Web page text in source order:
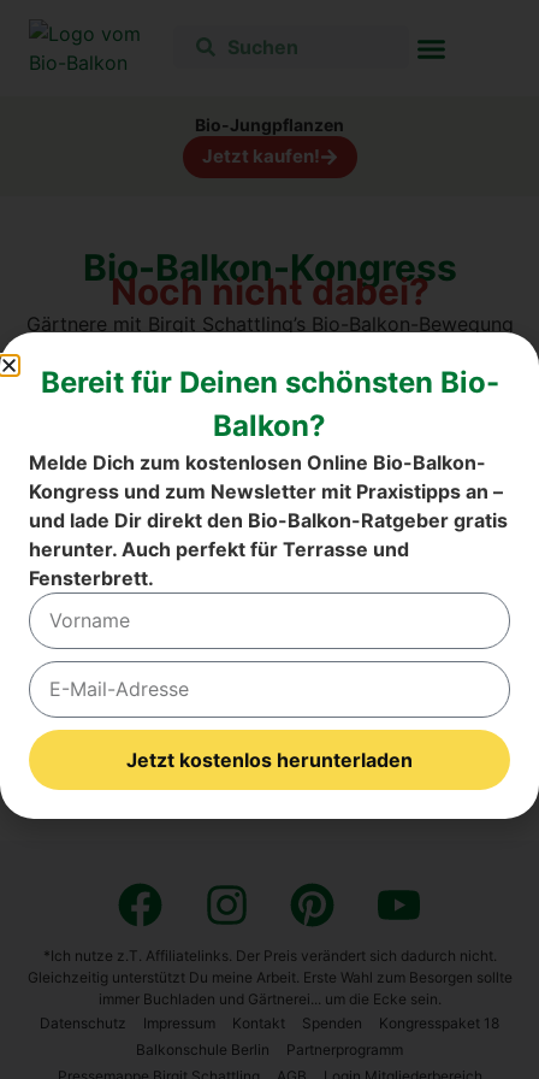
Bio-Jungpflanzen
Jetzt kaufen!
Die lei­den­schaft­li­che Mode­ra­to­rin und Pflan­zen­ex­per­tin
spricht über Bal­ko­ne zum Gesund­wer­den und nicht stin­
ken­de Kräu­ter­jau­chen.
Bio-Balkon-Kongress
Noch nicht dabei?
Gärtnere mit Birgit Schattling’s Bio-Balkon-Bewegung
letzten Online Bio-Balkon-Kongress über 31.000
Teilnehmer. Sei dabei! "Heilkraft vom Balkon" ab 21.
März.
Alternative:
Der Versand erfolgt im Rahmen der
. Du kannst
Dich jederzeit am Ende des Newsletters austragen.
*Ich nutze z.T. Affiliatelinks. Der Preis verändert sich dadurch nicht.
Gleichzeitig unterstützt Du meine Arbeit. Erste Wahl zum Besorgen sollte
immer Buchladen und Gärtnerei... um die Ecke sein.
Daten­schutz
Impres­sum Kon­takt Spen­den
Kon­gress­pa­ket 18
Bal­kon­schu­le Ber­lin
Part­ner­pro­gramm
Bereit für Deinen schönsten Bio-
Balkon?
Melde Dich zum kostenlosen Online Bio-Balkon-
Kongress und zum Newsletter mit Praxistipps an –
und lade Dir direkt den Bio-Balkon-Ratgeber gratis
herunter. Auch perfekt für Terrasse und
Fensterbrett.
Jetzt kostenlos herunterladen